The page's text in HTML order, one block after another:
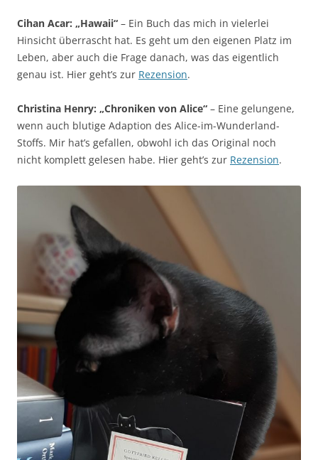
Cihan Acar: „Hawaii“ – Ein Buch das mich in vielerlei
Hinsicht überrascht hat. Es geht um den eigenen Platz im
Leben, aber auch die Frage danach, was das eigentlich
genau ist. Hier geht’s zur Rezension.
Christina Henry: „Chroniken von Alice“ – Eine gelungene,
wenn auch blutige Adaption des Alice-im-Wunderland-
Stoffs. Mir hat’s gefallen, obwohl ich das Original noch
nicht komplett gelesen habe. Hier geht’s zur Rezension.